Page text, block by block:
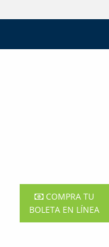
COMPRA TU
BOLETA EN LÍNEA